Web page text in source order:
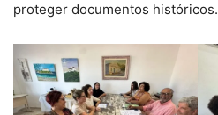
proteger documentos históricos.